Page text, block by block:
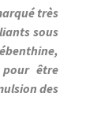
très
sous
être
des